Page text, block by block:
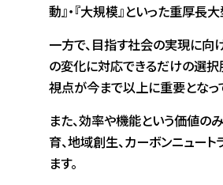
動』・『大規模』といった重厚長
一方で、目指す社会の実現に向
の変化に対応できるだけの選択
視点が今まで以上に重要となっ
また、効率や機能という価値の
育、地域創生、カーボンニュー
ます。